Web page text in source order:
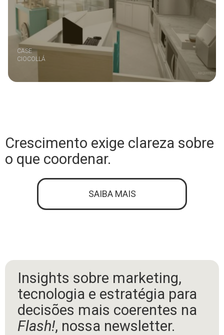
CASE
CIOCOLLÁ
Crescimento exige clareza sobre
o que coordenar.
SAIBA MAIS
Insights sobre marketing,
tecnologia e estratégia para
decisões mais coerentes na
Flash!, nossa newsletter.